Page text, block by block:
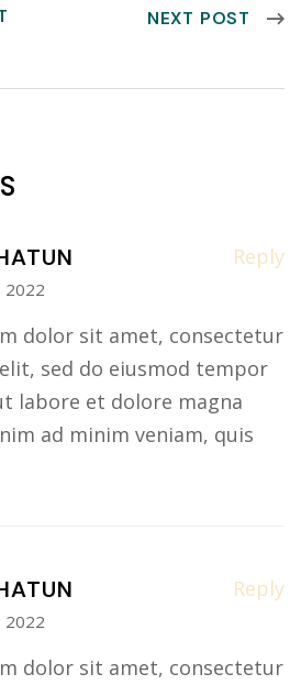
NEXT POST
2022
Reply
dolor sit amet, consectetur
sed do eiusmod tempor
labore et dolore magna
ad minim veniam, quis
2022
Reply
dolor sit amet, consectetur